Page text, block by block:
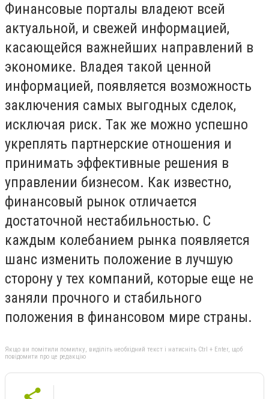
Финансовые порталы владеют всей
актуальной, и свежей информацией,
касающейся важнейших направлений в
экономике. Владея такой ценной
информацией, появляется возможность
заключения самых выгодных сделок,
исключая риск. Так же можно успешно
укреплять партнерские отношения и
принимать эффективные решения в
управлении бизнесом. Как известно,
финансовый рынок отличается
достаточной нестабильностью. С
каждым колебанием рынка появляется
шанс изменить положение в лучшую
сторону у тех компаний, которые еще не
заняли прочного и стабильного
положения в финансовом мире страны.
Якщо ви помітили помилку, виділіть необхідний текст і натисніть Ctrl + Enter, щоб
повідомити про це редакцію